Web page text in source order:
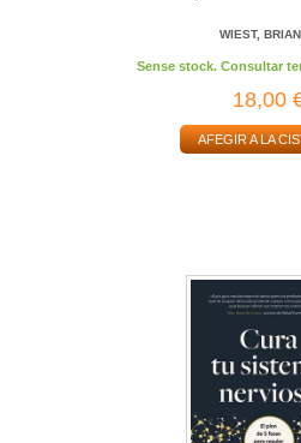
WIEST,
Sense stock. Consultar
18,00
AFEGIR A LA